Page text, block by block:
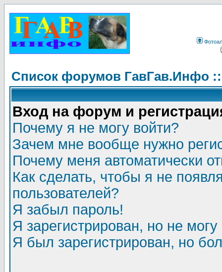
Список форумов ГавГав.Инфо
Вход на форум и
Почему я не могу войти?
Зачем мне вообще нужно
Почему меня автоматически
Как сделать, чтобы я не
пользователей?
Я забыл пароль!
Я зарегистрирован, но не могу
Я был зарегистрирован, но